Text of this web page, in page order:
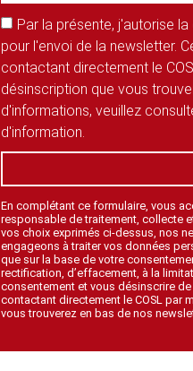
Par la présente, j'autorise
pour l'envoi de la newsletter.
contactant directement le
désinscription que vous
d'informations, veuillez
d'information.
En complétant ce formulaire, vous
responsable de traitement, collecte
vos choix exprimés ci-dessus, nos
engageons à traiter vos données
que sur la base de votre
rectification, d’effacement, à la
consentement et vous désinscrire
contactant directement le COSL par
vous trouverez en bas de nos